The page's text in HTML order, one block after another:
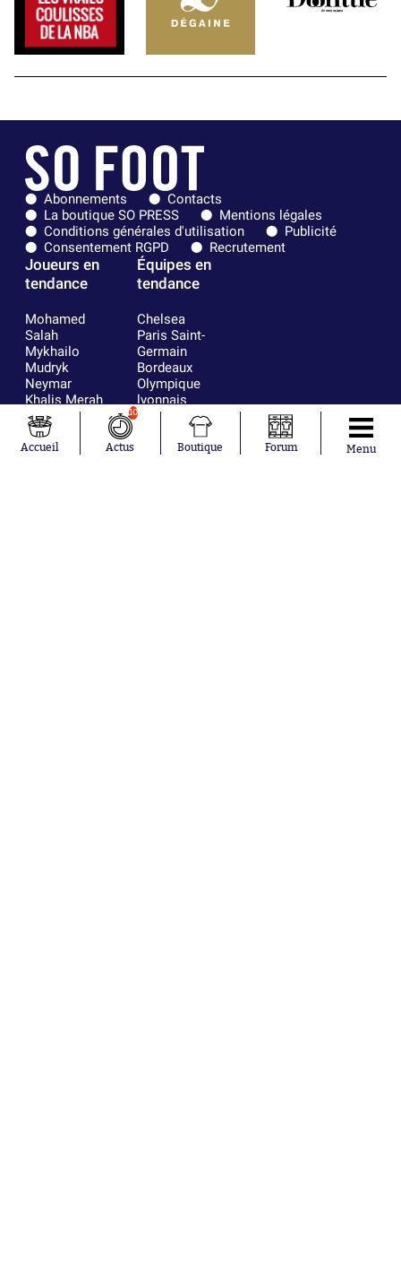
Abonnements
Contacts
La boutique SO PRESS
Mentions légales
Conditions générales d'utilisation
Publicité
Consentement RGPD
Recrutement
Joueurs en
tendance
Mohamed
Salah
Mykhailo
Mudryk
Neymar
Khalis Merah
Loïs Openda
Moussa
Niakhaté
Équipes en
tendance
Chelsea
Paris Saint-
Germain
Bordeaux
Olympique
lyonnais
FIFA
Real Madrid
RC Strasbourg
Accueil
10
Actus Boutique Forum Menu